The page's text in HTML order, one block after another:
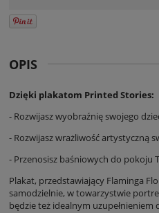
OPIS
Dzięki plakatom Printed Stories:
- Rozwijasz wyobraźnię swojego
- Rozwijasz wrażliwość artystyczną
- Przenosisz baśniowych do pokoju
Plakat, przedstawiający Flaminga
samodzielnie, w towarzystwie
będzie też idealnym uzupełnieniem